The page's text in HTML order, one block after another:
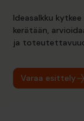
Ideasalkku
kerätään,
ja
‍Varaa esittely